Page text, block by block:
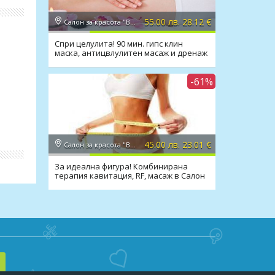
Салон за красота "Вили" 55.00 лв. 28.12 €
Спри целулита! 90 мин. гипс клин
маска, антицвлулитен масаж и дренаж
-61%
Салон за красота "Вили" 45.00 лв. 23.01 €
За идеална фигура! Комбинирана
терапия кавитация, RF, масаж в Салон